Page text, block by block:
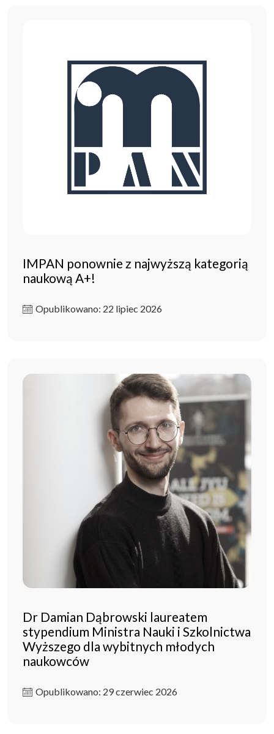
IMPAN ponownie z najwyższą kategorią
naukową A+!
Opublikowano: 22 lipiec 2026
Dr Damian Dąbrowski laureatem
stypendium Ministra Nauki i Szkolnictwa
Wyższego dla wybitnych młodych
naukowców
Opublikowano: 29 czerwiec 2026